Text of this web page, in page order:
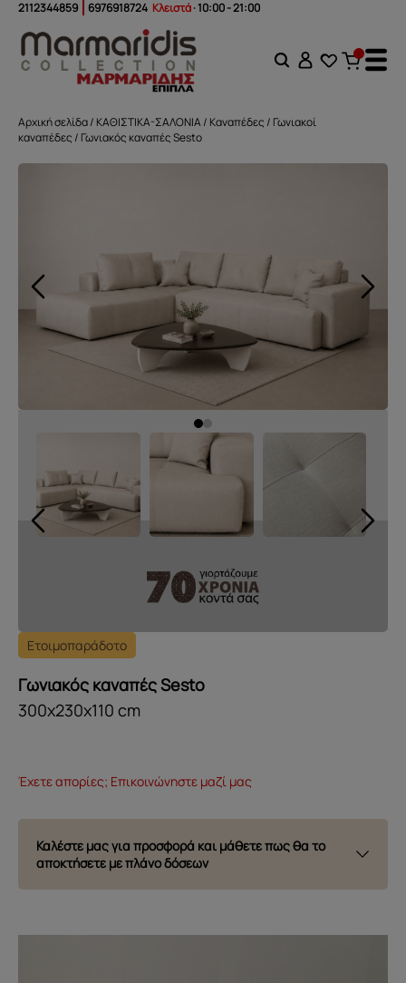
2112344859 6976918724 Κλειστά· 10:00 - 21:00
Αρχική σελίδα/ ΚΑΘΙΣΤΙΚΑ-ΣΑΛΟΝΙΑ/ Καναπέδες / Γωνιακοί
καναπέδες / Γωνιακός καναπές Sesto
Ετοιμοπαράδοτο
Γωνιακός καναπές Sesto
300x230x110 cm
Έχετε απορίες; Επικοινώνηστε μαζί μας
Καλέστε μας για προσφορά και μάθετε πως θα το
αποκτήσετε με πλάνο δόσεων